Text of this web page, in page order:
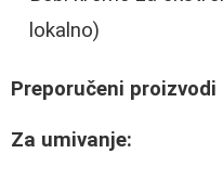
lokalno)
Preporučeni
Za umivanje: